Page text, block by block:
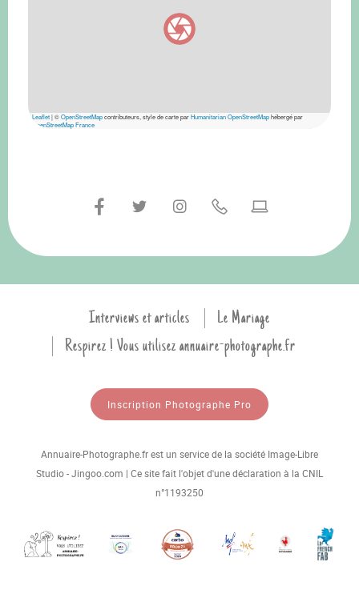
Leaflet|©OpenStreetMapcontributeurs, style de carte parHumanitarian OpenStreetMaphébergé par
OpenStreetMap France
Interviews et articles
Le Mariage
Respirez ! Vous utilisez annuaire-photographe.fr
Inscription Photographe Pro
Annuaire-Photographe.fr est un service de la société Image-Libre
Studio - Jingoo.com | Ce site fait l'objet d'une déclaration à la CNIL
n°1193250